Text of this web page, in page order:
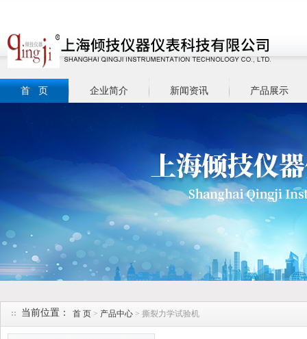
首 页 企业简介 新闻资讯 产品展示
当前位置： 首 页 > 产品中心 > 撕裂力学试验机